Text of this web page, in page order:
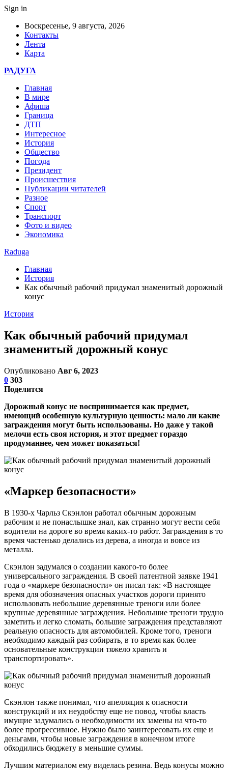
Sign in
Воскресенье, 9 августа, 2026
Контакты
Лента
Карта
РАДУГА
Главная
В мире
Афиша
Граница
ДТП
Интересное
История
Общество
Погода
Президент
Происшествия
Публикации читателей
Разное
Спорт
Транспорт
Фото и видео
Экономика
Raduga
Главная
История
Как обычный рабочий придумал знаменитый дорожный
конус
История
Как обычный рабочий придумал
знаменитый дорожный конус
Опубликовано Авг 6, 2023
0 303
Поделится
Дорожный конус не воспринимается как предмет,
имеющий особенную культурную ценность: мало ли какие
заграждения могут быть использованы. Но даже у такой
мелочи есть своя история, и этот предмет гораздо
продуманнее, чем может показаться!
«Маркер безопасности»
В 1930-х Чарльз Скэнлон работал обычным дорожным
рабочим и не понаслышке знал, как странно могут вести себя
водители на дороге во время каких-то работ. Заграждения в то
время частенько делались из дерева, а иногда и вовсе из
металла.
Скэнлон задумался о создании какого-то более
универсального заграждения. В своей патентной заявке 1941
года о «маркере безопасности» он писал так: «В настоящее
время для обозначения опасных участков дороги принято
использовать небольшие деревянные треноги или более
крупные деревянные заграждения. Небольшие треноги трудно
заметить и легко сломать, большие заграждения представляют
реальную опасность для автомобилей. Кроме того, треноги
необходимо каждый раз собирать, в то время как более
основательные конструкции тяжело хранить и
транспортировать».
Скэнлон также понимал, что апелляция к опасности
конструкций и их неудобству еще не повод, чтобы власть
имущие задумались о необходимости их замены на что-то
более прогрессивное. Нужно было заинтересовать их еще и
деньгами, чтобы новые заграждения в конечном итоге
обходились бюджету в меньшие суммы.
Лучшим материалом ему виделась резина. Ведь конусы можно